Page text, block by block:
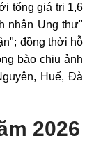
tổng giá trị 1,6
nhân Ung thư"
đồng thời hỗ
bào chịu ảnh
Huế, Đà
2026